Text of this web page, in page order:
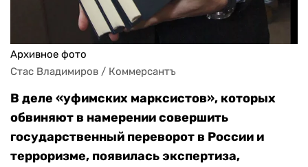
Архивное фото
Стас Владимиров / Коммерсантъ
В деле «уфимских марксистов», которых
обвиняют в намерении совершить
государственный переворот в России и
терроризме, появилась экспертиза,